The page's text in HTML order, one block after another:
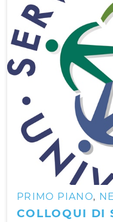
PRIMO PIANO,
COLLOQUI DI